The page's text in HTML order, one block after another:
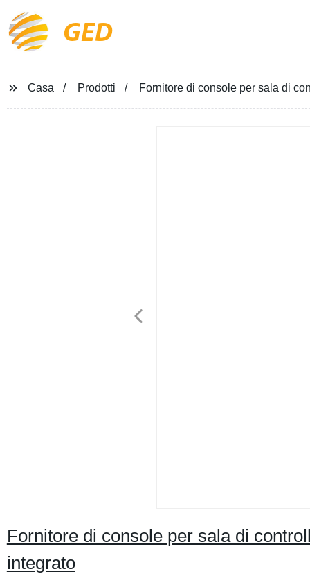
GED
Casa Prodotti Fornitore di console per sala di
Fornitore di console per sala di
integrato